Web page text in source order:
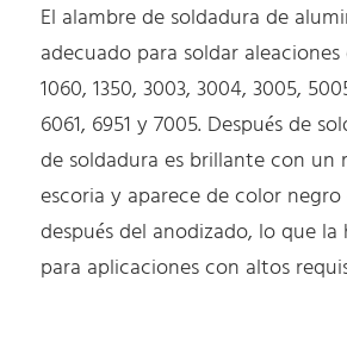
El alambre de soldadura de
adecuado para soldar
1060, 1350, 3003, 3004, 3005,
6061, 6951 y 7005. Después de
de soldadura es brillante con un
escoria y aparece de color negro
después del anodizado, lo que la
para aplicaciones con altos